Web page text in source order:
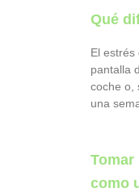
Qué
El
pantalla
coche o,
una
Tomar
como